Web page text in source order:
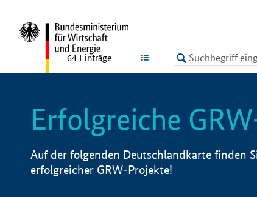
LISTE
64 Einträge
Erfolgreiche
Auf der folgenden Deutschlandkarte finden
erfolgreicher GRW-Projekte!